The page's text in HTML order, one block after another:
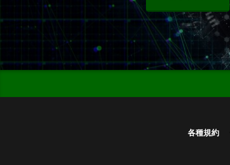
各種規約